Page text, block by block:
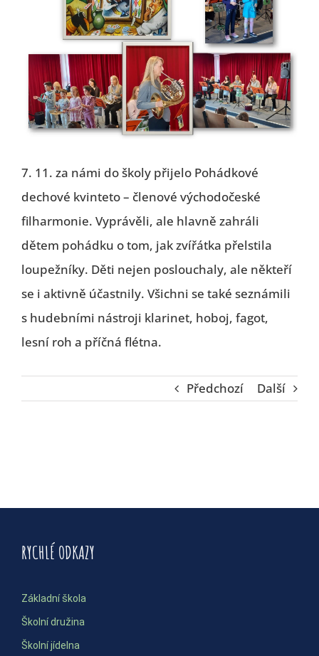
Předchozí Další
7. 11. za námi do školy přijelo Pohádkové
dechové kvinteto – členové východočeské
filharmonie. Vyprávěli, ale hlavně zahráli
dětem pohádku o tom, jak zvířátka přelstila
loupežníky. Děti nejen poslouchaly, ale někteří
se i aktivně účastnily. Všichni se také seznámili
s hudebními nástroji klarinet, hoboj, fagot,
lesní roh a příčná flétna.
RYCHLÉ ODKAZY
Základní škola
Školní družina
Školní jídelna